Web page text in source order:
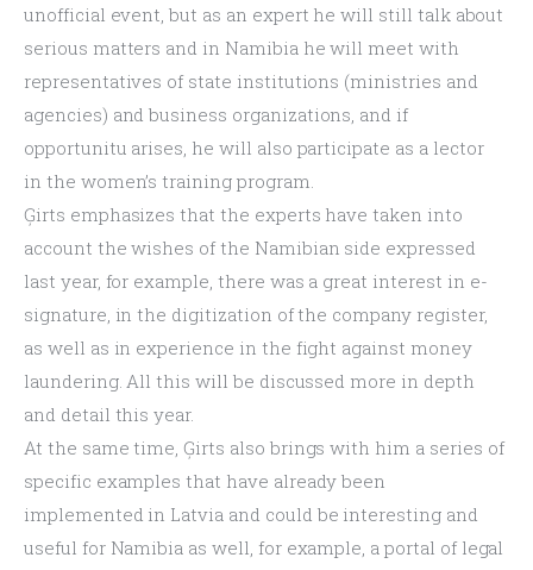
unofficial event, but as an expert he will still talk about
serious matters and in Namibia he will meet with
representatives of state institutions (ministries and
agencies) and business organizations, and if
opportunitu arises, he will also participate as a lector
in the women’s training program.
Ģirts emphasizes that the experts have taken into
account the wishes of the Namibian side expressed
last year, for example, there was a great interest in e-
signature, in the digitization of the company register,
as well as in experience in the fight against money
laundering. All this will be discussed more in depth
and detail this year.
At the same time, Ģirts also brings with him a series of
specific examples that have already been
implemented in Latvia and could be interesting and
useful for Namibia as well, for example, a portal of legal